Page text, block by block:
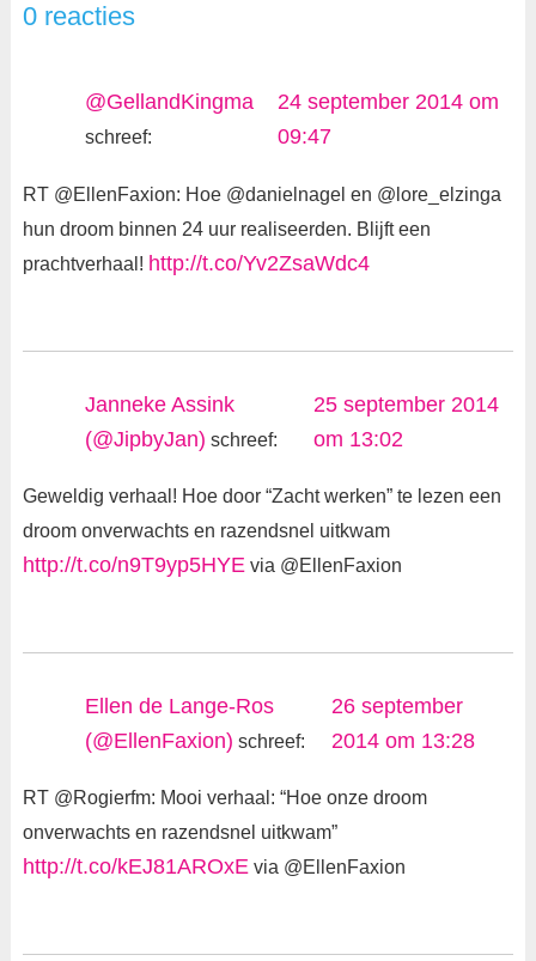
0 reacties
@GellandKingma
schreef:
24 september 2014 om
09:47
RT @EllenFaxion: Hoe @danielnagel en @lore_elzinga
hun droom binnen 24 uur realiseerden. Blijft een
prachtverhaal! http://t.co/Yv2ZsaWdc4
Janneke Assink
(@JipbyJan) schreef:
25 september 2014
om 13:02
Geweldig verhaal! Hoe door “Zacht werken” te lezen een
droom onverwachts en razendsnel uitkwam
http://t.co/n9T9yp5HYE via @EllenFaxion
Ellen de Lange-Ros
(@EllenFaxion) schreef:
26 september
2014 om 13:28
RT @Rogierfm: Mooi verhaal: “Hoe onze droom
onverwachts en razendsnel uitkwam”
http://t.co/kEJ81AROxE via @EllenFaxion